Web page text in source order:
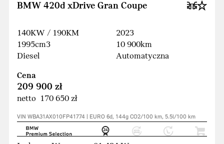
BMW 420d xDrive Gran Coupe
140KW / 190KM
1995cm3
Diesel
2023
10 900km
Automatyczna
Cena
209 900 zł
netto 170 650 zł
VIN WBA31AX010FP41774 | EURO 6d, 144g CO2/100 km, 5.5l/100 km